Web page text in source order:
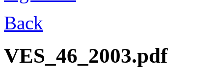
Back
VES_46_2003.pdf